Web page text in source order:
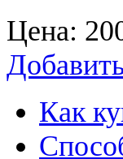
Цена:
Как